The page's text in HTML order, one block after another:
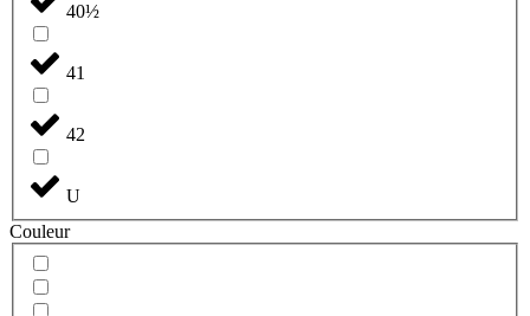
40½
41
42
U
Couleur